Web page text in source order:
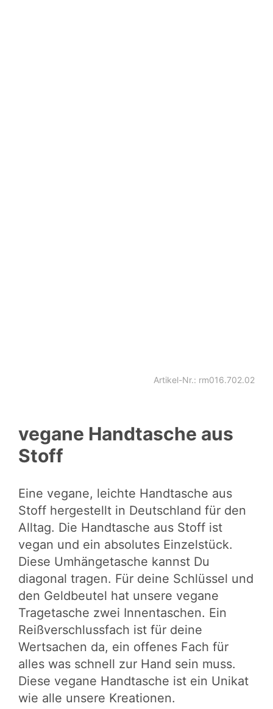
Artikel-Nr.: rm016.702.02
vegane Handtasche aus
Stoff
Eine vegane, leichte Handtasche aus
Stoff hergestellt in Deutschland für den
Alltag. Die Handtasche aus Stoff ist
vegan und ein absolutes Einzelstück.
Diese Umhängetasche kannst Du
diagonal tragen. Für deine Schlüssel und
den Geldbeutel hat unsere vegane
Tragetasche zwei Innentaschen. Ein
Reißverschlussfach ist für deine
Wertsachen da, ein offenes Fach für
alles was schnell zur Hand sein muss.
Diese vegane Handtasche ist ein Unikat
wie alle unsere Kreationen.